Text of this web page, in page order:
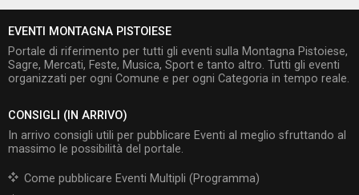
EVENTI MONTAGNA PISTOIESE
Portale di riferimento per tutti gli eventi sulla Montagna Pistoiese,
Sagre, Mercati, Feste, Musica, Sport e tanto altro. Tutti gli eventi
organizzati per ogni Comune e per ogni Categoria in tempo reale.
CONSIGLI (IN ARRIVO)
In arrivo consigli utili per pubblicare Eventi al meglio sfruttando al
massimo le possibilità del portale.
Come pubblicare Eventi Multipli (Programma)